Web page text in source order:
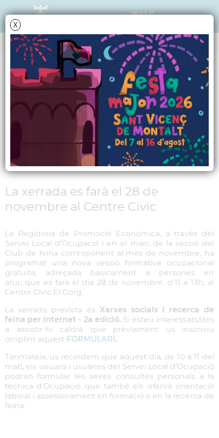
X
NOTÍCIES - ACTUALITAT
Inscripcions obertes
per una nova xerrada
adreçada a persones
en atur
La xerrada es farà el 28 de
novembre al Centre Cívic
La Regidoria de Promoció Econòmica, a través del
Servei Local d’Ocupació i en el marc de la sessió del
Club de feina corresponent al mes de novembre, ha
programat una nova sessió formativa ocupacional
gratuïta, adreçada bàsicament a persones en
atur, que es farà el dia 28 de novembre, d’11 a 13h, al
Centre Cívic El Gorg.
La xerrada prevista és Xarxes socials i recerca de
feina per Internet - 2a edició. Si esteu interessats/des
a assistir-hi caldrà que prèviament us inscriviu
omplint aquest FORMULARI.
Tanmateix, us recordem que aquest dia, de 10 a 11 del
matí, els usuaris i usuàries del Servei Local d’Ocupació
podran formular les seves consultes personals a la
tècnica d'Ocupació que també els oferirà orientació
laboral i assessorament en formació o en la recerca de
feina.